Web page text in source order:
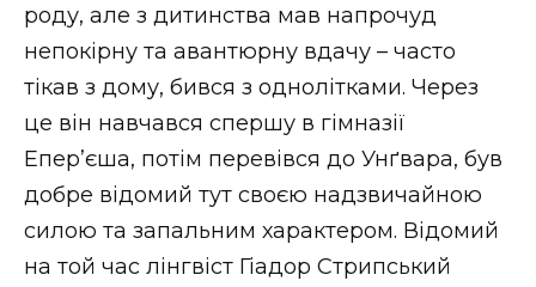
роду, але з дитинства мав напрочуд
непокірну та авантюрну вдачу – часто
тікав з дому, бився з однолітками. Через
це він навчався спершу в гімназії
Епер’єша, потім перевівся до Унґвара, був
добре відомий тут своєю надзвичайною
силою та запальним характером. Відомий
на той час лінгвіст Гіадор Стрипський